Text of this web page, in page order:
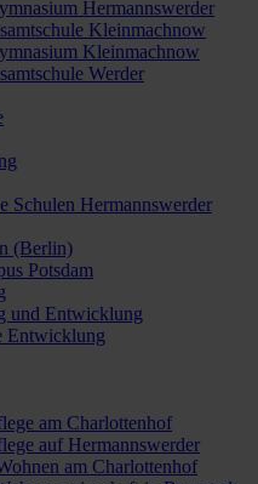
Hermannswerder
Kleinmachnow
Kleinmachnow
Werder
Schulen Hermannswerder
(Berlin)
Potsdam
und Entwicklung
Entwicklung
am Charlottenhof
auf Hermannswerder
am Charlottenhof